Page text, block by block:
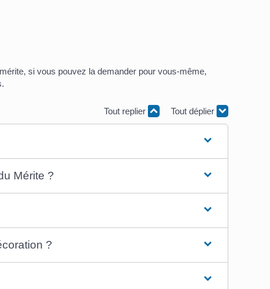
si vous pouvez la demander pour vous-même,
Tout replier Tout déplier
Mérite ?
?